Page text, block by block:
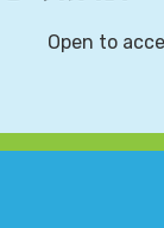
Open to